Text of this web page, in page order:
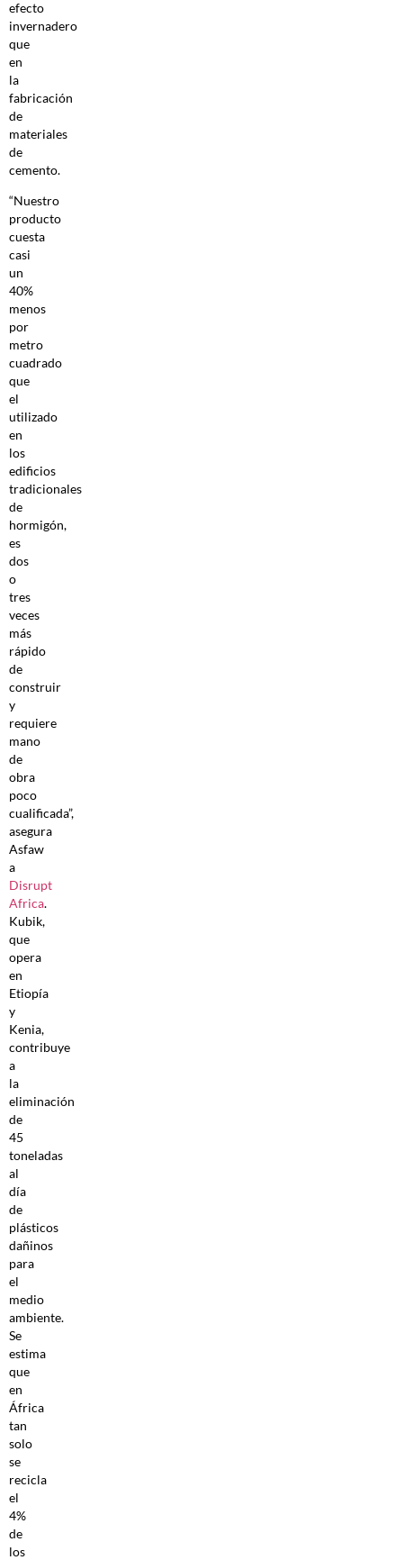
efecto
invernadero
que
en
la
fabricación
de
materiales
de
cemento.
“Nuestro
producto
cuesta
casi
un
40%
menos
por
metro
cuadrado
que
el
utilizado
en
los
edificios
tradicionales
de
hormigón,
es
dos
o
tres
veces
más
rápido
de
construir
y
requiere
mano
de
obra
poco
cualificada”,
asegura
Asfaw
a
Disrupt
Africa.
Kubik,
que
opera
en
Etiopía
y
Kenia,
contribuye
a
la
eliminación
de
45
toneladas
al
día
de
plásticos
dañinos
para
el
medio
ambiente.
Se
estima
que
en
África
tan
solo
se
recicla
el
4%
de
los